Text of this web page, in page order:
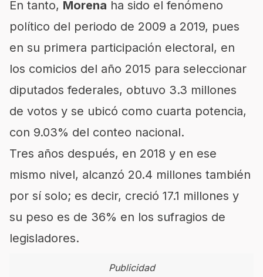
En tanto, Morena ha sido el fenómeno
político del periodo de 2009 a 2019, pues
en su primera participación electoral, en
los comicios del año 2015 para seleccionar
diputados federales, obtuvo 3.3 millones
de votos y se ubicó como cuarta potencia,
con 9.03% del conteo nacional.
Tres años después, en 2018 y en ese
mismo nivel, alcanzó 20.4 millones también
por sí solo; es decir, creció 17.1 millones y
su peso es de 36% en los sufragios de
legisladores.
Publicidad